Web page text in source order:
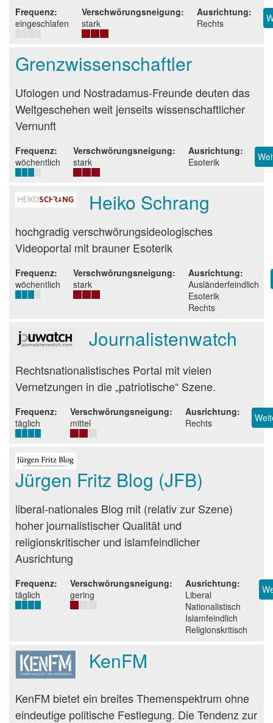
Frequenz
eingeschlafen
Verschwörungsneigung
stark
Ausrichtung
Rechts
Grenzwissenschaftler
Beurteilung
Ufologen und Nostradamus-Freunde deuten das
Weltgeschehen weit jenseits wissenschaftlicher
Vernunft
Frequenz
wöchentlich
Verschwörungsneigung
stark
Ausrichtung
Esoterik
Heiko Schrang
Beurteilung
hochgradig verschwörungsideologisches
Videoportal mit brauner Esoterik
Frequenz
wöchentlich
Verschwörungsneigung
stark
Ausrichtung
Ausländerfeindlich
Esoterik
Rechts
Journalistenwatch
Beurteilung
Rechtsnationalistisches Portal mit vielen
Vernetzungen in die „patriotische“ Szene.
Frequenz
täglich
Verschwörungsneigung
mittel
Ausrichtung
Rechts
Jürgen Fritz Blog (JFB)
Beurteilung
liberal-nationales Blog mit (relativ zur Szene)
hoher journalistischer Qualität und
religionskritischer und islamfeindlicher
Ausrichtung
Frequenz
täglich
Verschwörungsneigung
gering
Ausrichtung
Liberal
Nationalistisch
Islamfeindlich
Religionskritisch
KenFM
Beurteilung
KenFM bietet ein breites Themenspektrum ohne
eindeutige politische Festlegung. Die Tendenz zur